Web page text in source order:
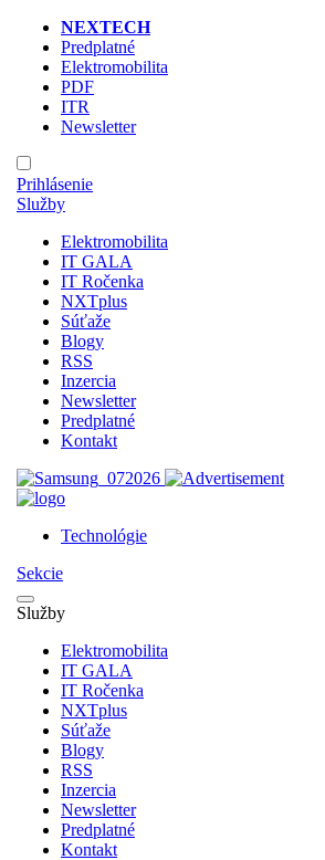
NEXTECH
Predplatné
Elektromobilita
PDF
ITR
Newsletter
Prihlásenie
Služby
Elektromobilita
IT GALA
IT Ročenka
NXTplus
Súťaže
Blogy
RSS
Inzercia
Newsletter
Predplatné
Kontakt
Technológie
Sekcie
Služby
Elektromobilita
IT GALA
IT Ročenka
NXTplus
Súťaže
Blogy
RSS
Inzercia
Newsletter
Predplatné
Kontakt